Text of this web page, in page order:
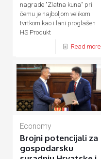
nagrade "Zlatna kuna" pri
čemu je najboljom velikom
tvrtkom kao i lani proglašen
HS Produkt
Read more
Economy
Brojni potencijali za
gospodarsku